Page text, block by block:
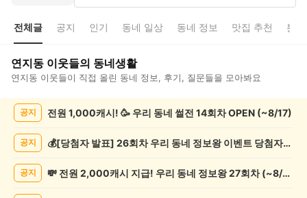
전체글 공지 인기 동네 일상 동네 정보 맛집 추천 분
연지동 이웃들의 동네생활
연지동 이웃들이 직접 올린 동네 정보, 후기, 질문들을 모아봐요
공지 전원 1,000캐시! 🥳 우리 동네 썰전 14회차 OPEN (~8/17)
공지 💰[당첨자 발표] 26회차 우리 동네 정보왕 이벤트 당첨자를 발표합니다!
공지 💸 전원 2,000캐시 지급! 우리 동네 정보왕 27회차 (~8/10)